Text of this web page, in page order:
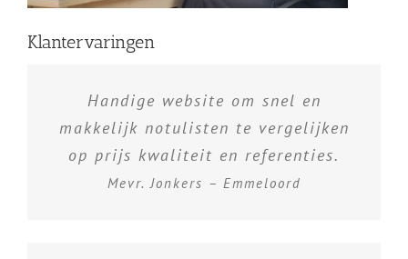
Klantervaringen
Handige website om snel en
makkelijk notulisten te vergelijken
op prijs kwaliteit en referenties.
Mevr. Jonkers – Emmeloord